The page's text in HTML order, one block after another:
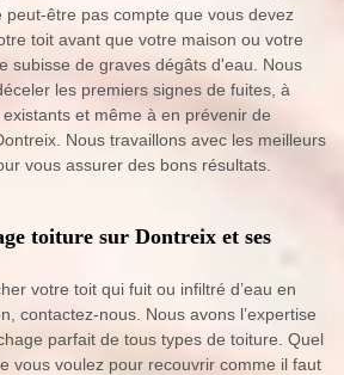
peut-être pas compte que vous devez
toit avant que votre maison ou votre
subisse de graves dégâts d'eau. Nous
les premiers signes de fuites, à
et même à en prévenir de
Nous travaillons avec les meilleurs
vous assurer des bons résultats.
toiture sur Dontreix et ses
votre toit qui fuit ou infiltré d’eau en
contactez-nous. Nous avons l’expertise
parfait de tous types de toiture. Quel
vous voulez pour recouvrir comme il faut